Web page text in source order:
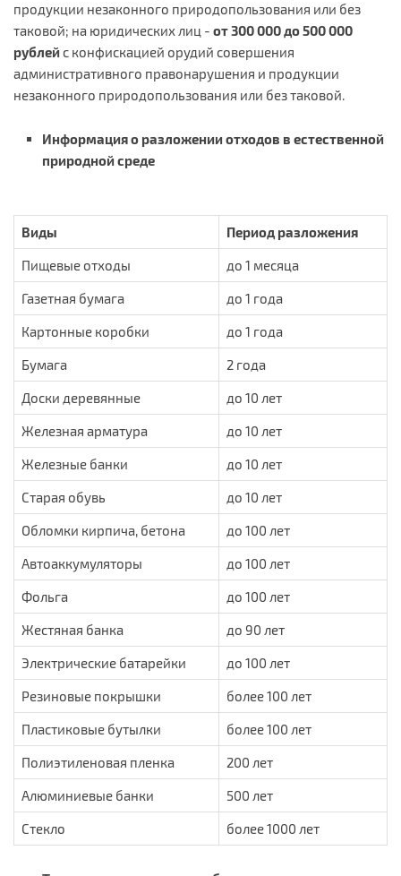
продукции незаконного природопользования или без
таковой; на юридических лиц - от 300 000 до 500 000
рублейс конфискацией орудий совершения
административного правонарушения и продукции
незаконного природопользования или без таковой.
Информация о разложении отходов в естественной
природной среде
Виды Период разложения
Пищевые отходы до 1 месяца
Газетная бумага до 1 года
Картонные коробки до 1 года
Бумага 2 года
Доски деревянные до 10 лет
Железная арматура до 10 лет
Железные банки до 10 лет
Старая обувь до 10 лет
Обломки кирпича, бетона до 100 лет
Автоаккумуляторы до 100 лет
Фольга до 100 лет
Жестяная банка до 90 лет
Электрические батарейки до 100 лет
Резиновые покрышки более 100 лет
Пластиковые бутылки более 100 лет
Полиэтиленовая пленка 200 лет
Алюминиевые банки 500 лет
Стекло более 1000 лет